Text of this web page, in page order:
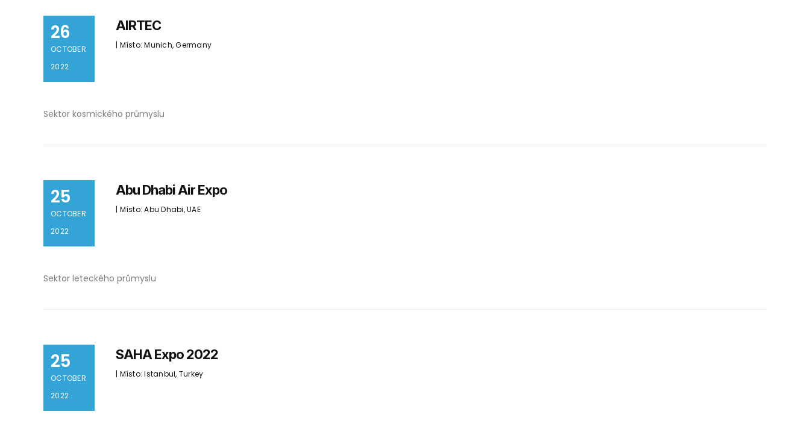
26
OCTOBER
2022
AIRTEC
| Místo: Munich, Germany
Sektor kosmického průmyslu
25
OCTOBER
2022
Abu Dhabi Air Expo
| Místo: Abu Dhabi, UAE
Sektor leteckého průmyslu
25
OCTOBER
2022
SAHA Expo 2022
| Místo: Istanbul, Turkey